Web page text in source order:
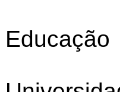
Educação